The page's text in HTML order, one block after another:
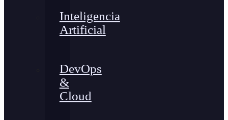
Inteligencia
Artificial
DevOps
&
Cloud